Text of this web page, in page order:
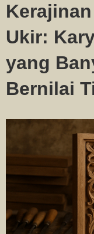
Ukir:
yang
Bernilai